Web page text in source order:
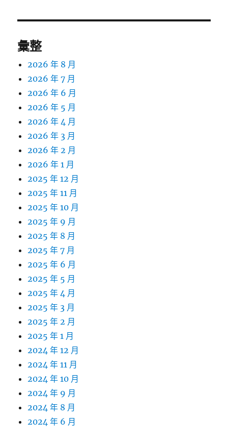
彙整
2026 年 8 月
2026 年 7 月
2026 年 6 月
2026 年 5 月
2026 年 4 月
2026 年 3 月
2026 年 2 月
2026 年 1 月
2025 年 12 月
2025 年 11 月
2025 年 10 月
2025 年 9 月
2025 年 8 月
2025 年 7 月
2025 年 6 月
2025 年 5 月
2025 年 4 月
2025 年 3 月
2025 年 2 月
2025 年 1 月
2024 年 12 月
2024 年 11 月
2024 年 10 月
2024 年 9 月
2024 年 8 月
2024 年 6 月